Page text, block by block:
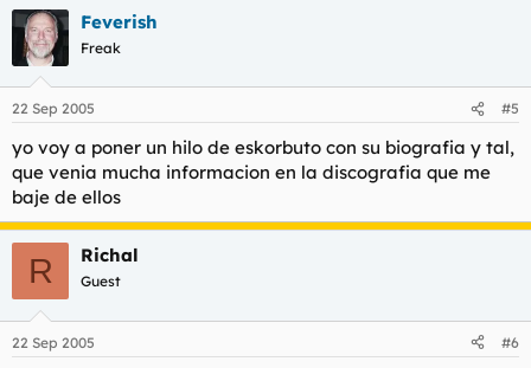
Feverish
Freak
22 Sep 2005 #5
yo voy a poner un hilo de eskorbuto con su biografia y tal,
que venia mucha informacion en la discografia que me
baje de ellos
R Richal
Guest
22 Sep 2005 #6